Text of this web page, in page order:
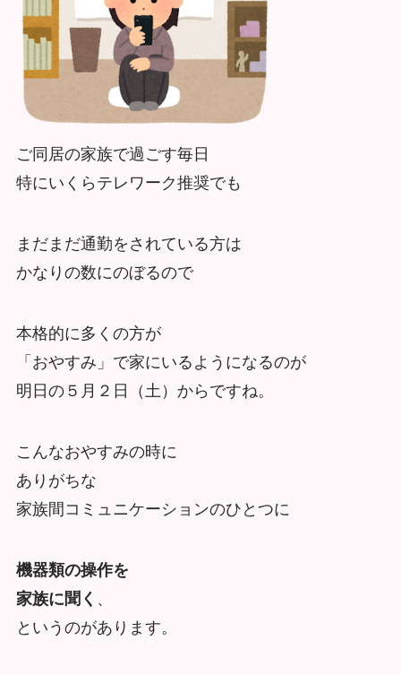
ご同居の家族で過ごす毎日
特にいくらテレワーク推奨でも
まだまだ通勤をされている方は
かなりの数にのぼるので
本格的に多くの方が
「おやすみ」で家にいるようになるのが
明日の５月２日（土）からですね。
こんなおやすみの時に
ありがちな
家族間コミュニケーションのひとつに
機器類の操作を
家族に聞く 、
というのがあります。